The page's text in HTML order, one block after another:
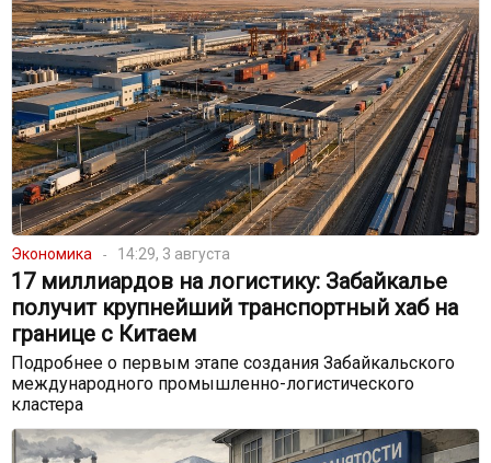
Экономика 14:29, 3 августа
17 миллиардов на логистику: Забайкалье
получит крупнейший транспортный хаб на
границе с Китаем
Подробнее о первым этапе создания Забайкальского
международного промышленно-логистического
кластера